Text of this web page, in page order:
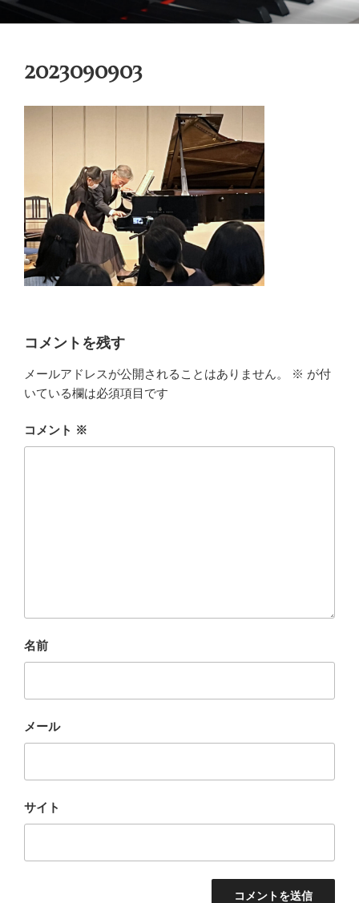
ン
御木本メソッド
脳や筋肉をトレーニングしながら奏法を学び、美しい音と自然で優れた
2023090903
コメントを残す
メールアドレスが公開されることはありません。 ※ が付
いている欄は必須項目です
コメント ※
名前
メール
サイト